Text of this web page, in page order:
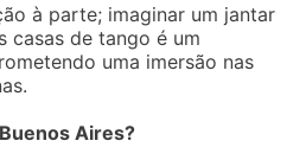
à parte; imaginar um jantar
casas de tango é um
uma imersão nas
Aires?